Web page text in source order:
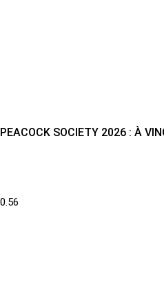
PEACOCK SOCIETY 2026 : À